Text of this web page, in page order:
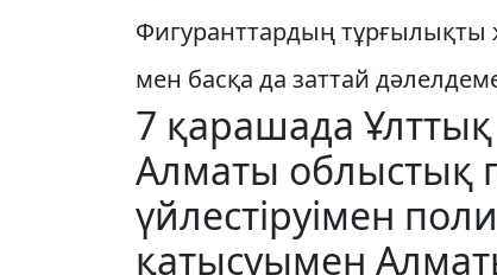
Фигуранттардың тұрғылықты
мен басқа да заттай
7 қарашада Ұлттық
Алматы облыстық
үйлестіруімен
қатысуымен